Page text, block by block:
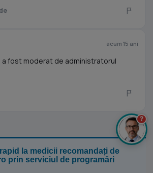
acum 15 ani
fost moderat de administratorul
la medicii recomandați de
prin serviciul de programări
?